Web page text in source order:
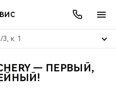
к. 1
СЕРВИСЫ— ПЕРВЫЙ,